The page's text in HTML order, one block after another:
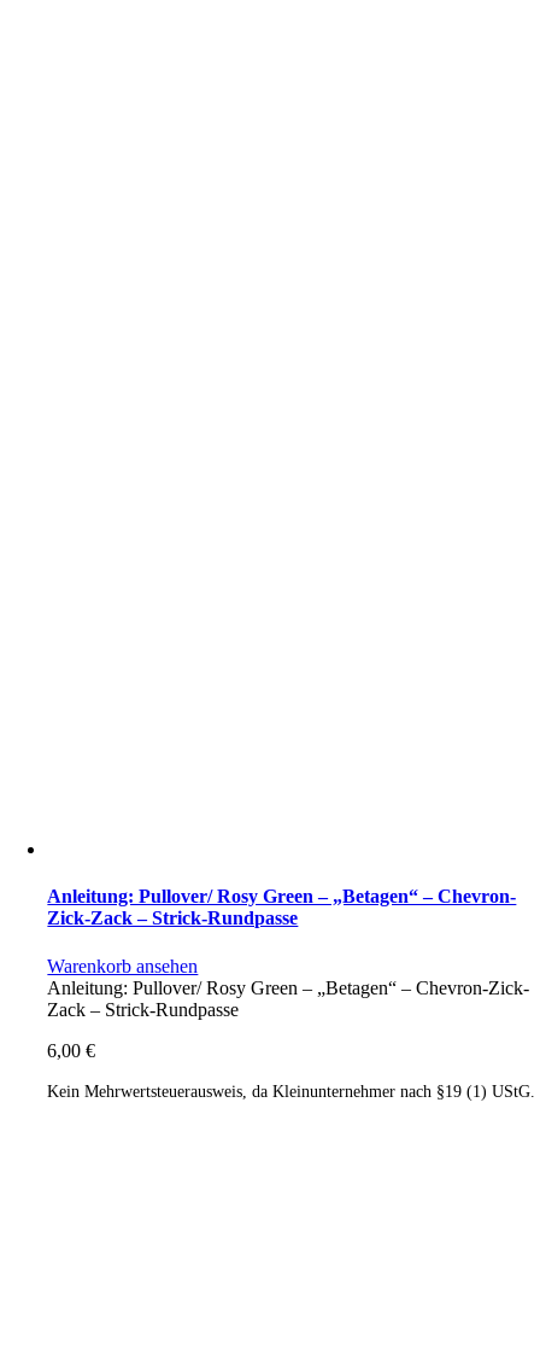
Anleitung: Pullover/ Rosy Green – „Betagen“ – Chevron-
Zick-Zack – Strick-Rundpasse
Warenkorb ansehen
Anleitung: Pullover/ Rosy Green – „Betagen“ – Chevron-Zick-
Zack – Strick-Rundpasse
6,00€
Kein Mehrwertsteuerausweis, da Kleinunternehmer nach §19 (1) UStG.